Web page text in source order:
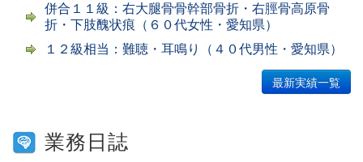
併合１１級：右大腿骨骨幹部骨折・右脛骨高原骨
折・下肢醜状痕（６０代女性・愛知県）
１２級相当：難聴・耳鳴り（４０代男性・愛知県）
最新実績一覧
業務日誌